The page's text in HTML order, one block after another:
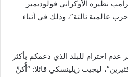
نظيره الأوكراني فولوديمير
عالمية ثالثة”، وذلك في أثناء
احترام للبلد الذي دعمكم بأكثر
ليجيب زيلينسكي قائلا: “أُكنِّ